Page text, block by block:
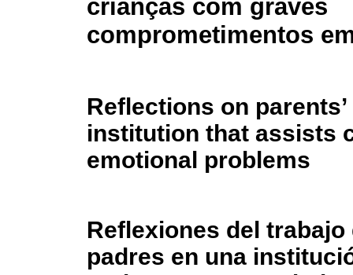
crianças com graves
comprometimentos
Reflections on
institution that assists
emotional problems
Reflexiones del
padres en una